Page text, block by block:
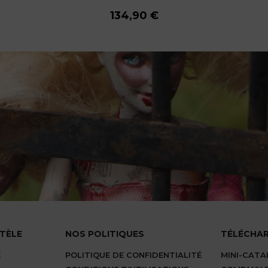
134,90 €
134,90 €
134,90 €
134,90 €
134,90 €
NOS POLITIQUES
POLITIQUE DE CONFIDENTIALITÉ
MINI-